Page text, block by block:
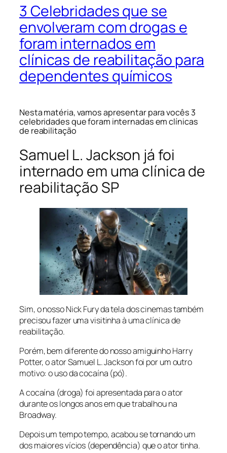
3 Celebridades que se
envolveram com drogas e
foram internados em
clínicas de reabilitação para
dependentes químicos
Nesta matéria, vamos apresentar para vocês 3
celebridades que foram internadas em clínicas
de reabilitação
Samuel L. Jackson já foi
internado em uma clínica de
reabilitação SP
Sim, o nosso Nick Fury da tela dos cinemas também
precisou fazer uma visitinha à uma clínica de
reabilitação.
Porém, bem diferente do nosso amiguinho Harry
Potter, o ator Samuel L. Jackson foi por um outro
motivo: o uso da cocaína (pó).
A cocaína (droga) foi apresentada para o ator
durante os longos anos em que trabalhou na
Broadway.
Depois um tempo tempo, acabou se tornando um
dos maiores vícios (dependência) que o ator tinha.